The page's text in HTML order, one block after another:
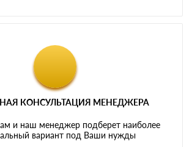
КОНСУЛЬТАЦИЯ МЕНЕДЖЕРА
и наш менеджер подберет наиболее
вариант под Ваши нужды